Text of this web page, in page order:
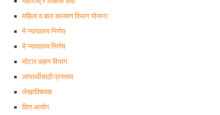
महिला व बाल कल्याण विभाग योजना
मे न्यायालय निर्णय
मे न्यायालय निर्णय
मोटार वाहन विभाग
लाभार्थीसाठी प्रस्ताव
लेखाविषयक
वित्त आयोग